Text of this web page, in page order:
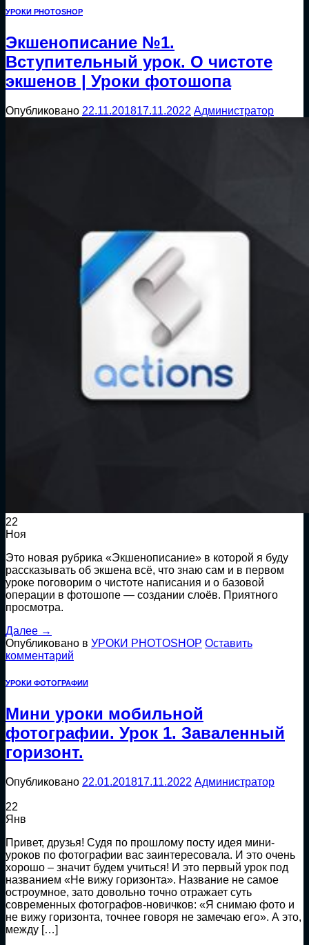
УРОКИ PHOTOSHOP
Экшенописание №1.
Вступительный урок. О чистоте
экшенов | Уроки фотошопа
Опубликовано 22.11.201817.11.2022 Администратор
22
Ноя
Это новая рубрика «Экшенописание» в которой я буду
рассказывать об экшена всё, что знаю сам и в первом
уроке поговорим о чистоте написания и о базовой
операции в фотошопе — создании слоёв. Приятного
просмотра.
Далее →
Опубликовано в УРОКИ PHOTOSHOP Оставить
комментарий
УРОКИ ФОТОГРАФИИ
Мини уроки мобильной
фотографии. Урок 1. Заваленный
горизонт.
Опубликовано 22.01.201817.11.2022 Администратор
22
Янв
Привет, друзья! Судя по прошлому посту идея мини-
уроков по фотографии вас заинтересовала. И это очень
хорошо – значит будем учиться! И это первый урок под
названием «Не вижу горизонта». Название не самое
остроумное, зато довольно точно отражает суть
современных фотографов-новичков: «Я снимаю фото и
не вижу горизонта, точнее говоря не замечаю его». А это,
между […]